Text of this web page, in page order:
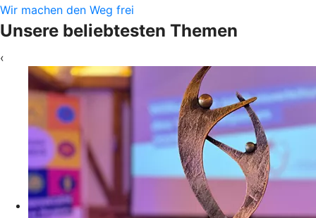
Wir machen den Weg frei
Unsere beliebtesten Themen
‹